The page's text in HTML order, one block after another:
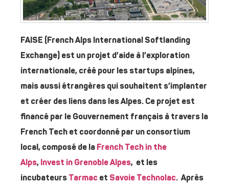
FAISE (French Alps International Softlanding
Exchange) est un projet d’aide à l’exploration
internationale, créé pour les startups alpines,
mais aussi étrangères qui souhaitent s’implanter
et créer des liens dans les Alpes. Ce projet est
financé par le Gouvernement français à travers la
French Tech et coordonné par un consortium
local, composé de la French Tech in the
Alps, Invest in Grenoble Alpes, et les
incubateurs Tarmac et Savoie Technolac. Après